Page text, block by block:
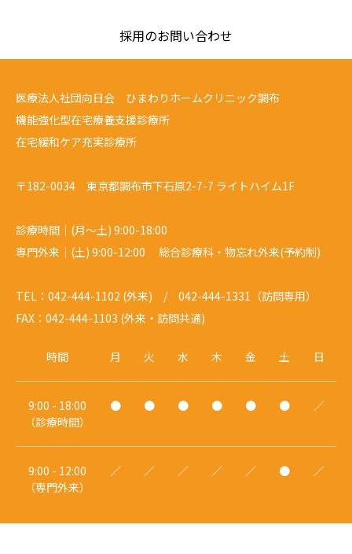
採用のお問い合わせ
医療法人社団向日会 ひまわりホームクリニック調布
機能強化型在宅療養支援診療所
在宅緩和ケア充実診療所
〒182-0034 東京都調布市下石原2-7-7 ライトハイム1F
診療時間｜(月～土) 9:00-18:00
専門外来｜(土) 9:00-12:00 総合診療科・物忘れ外来(予約制)
TEL：042-444-1102 (外来) / 042-444-1331（訪問専用）
FAX：042-444-1103 (外来・訪問共通)
時間 月 火 水 木 金 土 日
9:00 - 18:00
（診療時間）
● ● ● ● ● ● ／
9:00 - 12:00
（専門外来）
／ ／ ／ ／ ／ ● ／